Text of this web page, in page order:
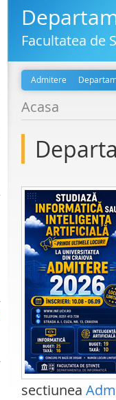
Facultatea de
Admitere
Acasa
sectiunea